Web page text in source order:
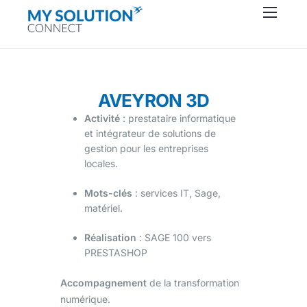
Connecteurs
Contactez-nous
AVEYRON 3D
Activité: prestataire informatique
et intégrateur de solutions de
gestion pour les entreprises
locales.
Mots-clés : services IT, Sage,
matériel.
Réalisation : SAGE 100 vers
PRESTASHOP
Accompagnementde la transformation
numérique.